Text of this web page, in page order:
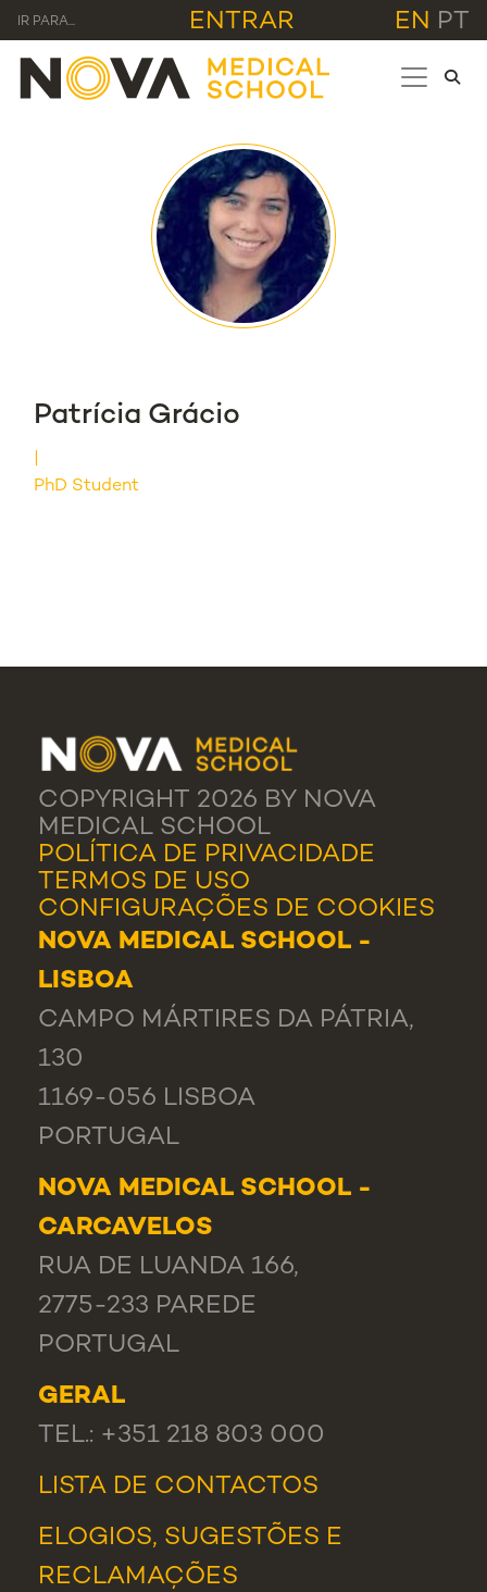
IR PARA... ENTRAR EN PT
Patrícia Grácio
PhD Student
COPYRIGHT 2026 BY NOVA
MEDICAL SCHOOL
POLÍTICA DE PRIVACIDADE
TERMOS DE USO
CONFIGURAÇÕES DE COOKIES
NOVA MEDICAL SCHOOL -
LISBOA
CAMPO MÁRTIRES DA PÁTRIA,
130
1169-056 LISBOA
PORTUGAL
NOVA MEDICAL SCHOOL -
CARCAVELOS
RUA DE LUANDA 166,
2775-233 PAREDE
PORTUGAL
GERAL
TEL.: +351 218 803 000
LISTA DE CONTACTOS
ELOGIOS, SUGESTÕES E
RECLAMAÇÕES